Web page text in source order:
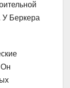
У Беркера
Он